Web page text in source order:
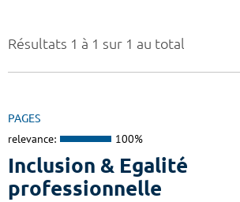
Résultats 1 à 1 sur 1 au total
PAGES
relevance: 100%
Inclusion & Egalité
professionnelle